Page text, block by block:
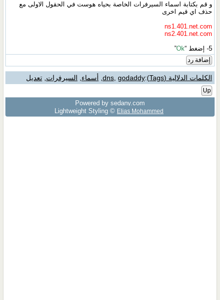
و قم بكتابة اسماء السيرفرات الخاصة بحياه هوست في الحقول الاولى مع
حذف اي قيم اخرى
ns1.401.net.com
ns2.401.net.com
5- إضغط “
Ok
”
إضافة رد
الكلمات الدلالية (Tags) :
dns, godaddy أسماء السيرفرات ,تعديل
Up
Powered by sedany.com
Lightweight Styling © Elias Mohammed